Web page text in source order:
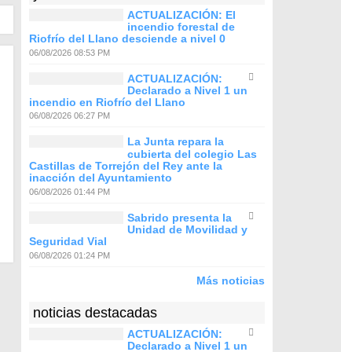
ACTUALIZACIÓN: El
incendio forestal de
Riofrío del Llano desciende a nivel 0
06/08/2026 08:53 PM
ACTUALIZACIÓN:
Declarado a Nivel 1 un
incendio en Riofrío del Llano
06/08/2026 06:27 PM
La Junta repara la
cubierta del colegio Las
Castillas de Torrejón del Rey ante la
inacción del Ayuntamiento
06/08/2026 01:44 PM
Sabrido presenta la
Unidad de Movilidad y
Seguridad Vial
06/08/2026 01:24 PM
Más noticias
noticias destacadas
ACTUALIZACIÓN:
Declarado a Nivel 1 un